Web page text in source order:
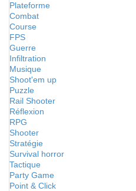
Plateforme
Combat
Course
FPS
Guerre
Infiltration
Musique
Shoot'em up
Puzzle
Rail Shooter
Réflexion
RPG
Shooter
Stratégie
Survival horror
Tactique
Party Game
Point & Click